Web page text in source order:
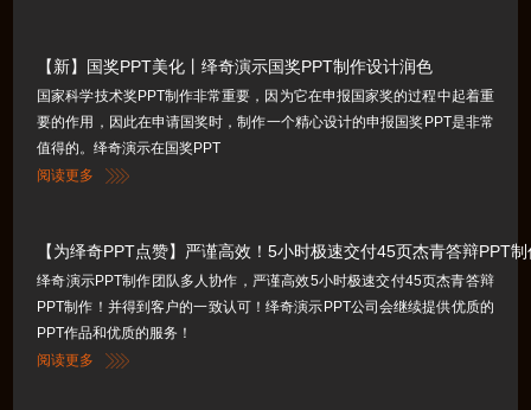
【新】国奖PPT美化丨绎奇演示国奖PPT制作设计润色
国家科学技术奖PPT制作非常重要，因为它在申报国家奖的过程中起着重
要的作用，因此在申请国奖时，制作一个精心设计的申报国奖PPT是非常
值得的。绎奇演示在国奖PPT
阅读更多
【为绎奇PPT点赞】严谨高效！5小时极速交付45页杰青答辩PPT
绎奇演示PPT制作团队多人协作，严谨高效5小时极速交付45页杰青答辩
PPT制作！并得到客户的一致认可！绎奇演示PPT公司会继续提供优质的
PPT作品和优质的服务！
阅读更多